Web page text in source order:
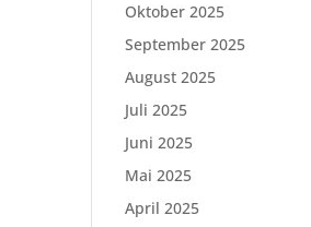
Oktober 2025
September 2025
August 2025
Juli 2025
Juni 2025
Mai 2025
April 2025